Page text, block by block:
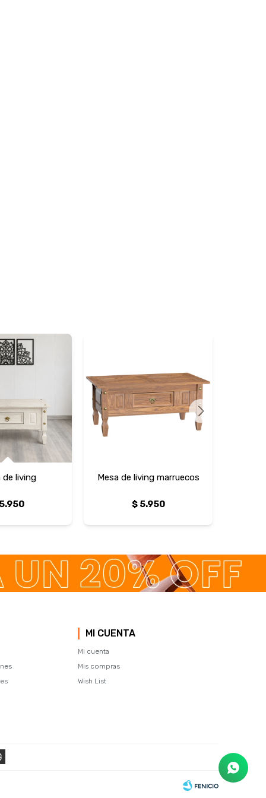
de living Mesa de living marruecos
$ 5.950
MI CUENTA
Mi cuenta
Mis compras
Wish List